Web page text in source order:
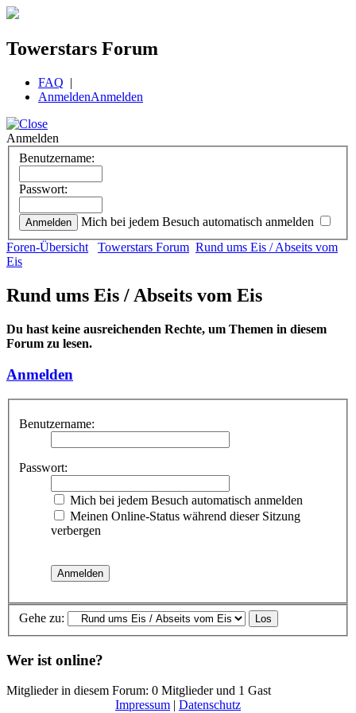
Towerstars Forum
FAQ |
AnmeldenAnmelden
Anmelden
Benutzername:
Passwort:
Mich bei jedem Besuch automatisch anmelden
Foren-Übersicht
Towerstars Forum Rund ums Eis / Abseits vom
Eis
Rund ums Eis / Abseits vom Eis
Du hast keine ausreichenden Rechte, um Themen in diesem
Forum zu lesen.
Anmelden
Benutzername:
Passwort:
Mich bei jedem Besuch automatisch anmelden
Meinen Online-Status während dieser Sitzung
verbergen
Gehe zu:
Wer ist online?
Mitglieder in diesem Forum: 0 Mitglieder und 1 Gast
Impressum | Datenschutz